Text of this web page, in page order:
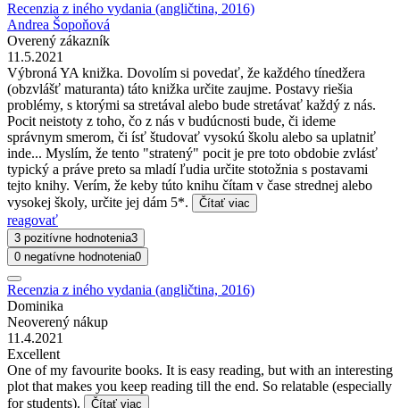
Recenzia z iného vydania (angličtina, 2016)
Andrea Šopoňová
Overený zákazník
11.5.2021
Výbroná YA knižka. Dovolím si povedať, že každého tínedžera
(obzvlášť maturanta) táto knižka určite zaujme. Postavy riešia
problémy, s ktorými sa stretával alebo bude stretávať každý z nás.
Pocit neistoty z toho, čo z nás v budúcnosti bude, či ideme
správnym smerom, či ísť študovať vysokú školu alebo sa uplatniť
inde... Myslím, že tento "stratený" pocit je pre toto obdobie zvlásť
typický a práve preto sa mladí ľudia určite stotožnia s postavami
tejto knihy. Verím, že keby túto knihu čítam v čase strednej alebo
vysokej školy, určite jej dám 5*.
Čítať viac
reagovať
3 pozitívne hodnotenia3
0 negatívne hodnotenia0
Recenzia z iného vydania (angličtina, 2016)
Dominika
Neoverený nákup
11.4.2021
Excellent
One of my favourite books. It is easy reading, but with an interesting
plot that makes you keep reading till the end. So relatable (especially
for students).
Čítať viac